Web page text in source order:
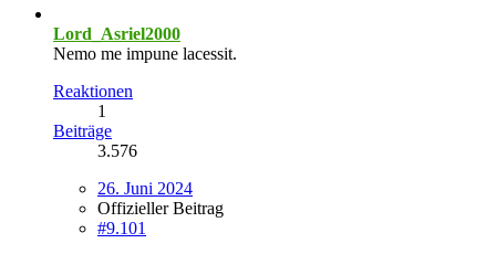
Lord_Asriel2000
Nemo me impune lacessit.
Reaktionen
1
Beiträge
3.576
26. Juni 2024
Offizieller Beitrag
#9.101